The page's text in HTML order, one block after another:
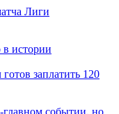
Лиги
истории
заплатить 120
главном событии, но